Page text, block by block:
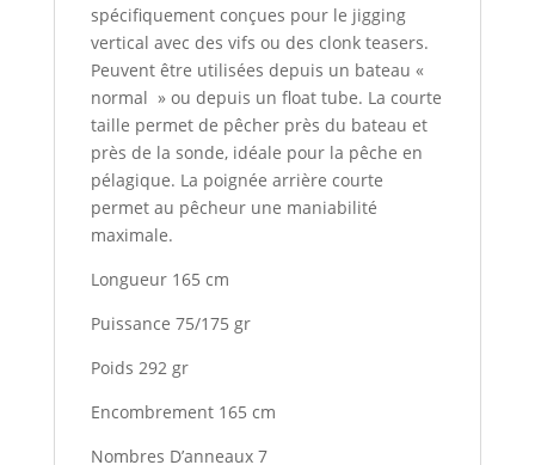
spécifiquement conçues pour le jigging
vertical avec des vifs ou des clonk teasers.
Peuvent être utilisées depuis un bateau «
normal » ou depuis un float tube. La courte
taille permet de pêcher près du bateau et
près de la sonde, idéale pour la pêche en
pélagique. La poignée arrière courte
permet au pêcheur une maniabilité
maximale.
Longueur 165 cm
Puissance 75/175 gr
Poids 292 gr
Encombrement 165 cm
Nombres D’anneaux 7